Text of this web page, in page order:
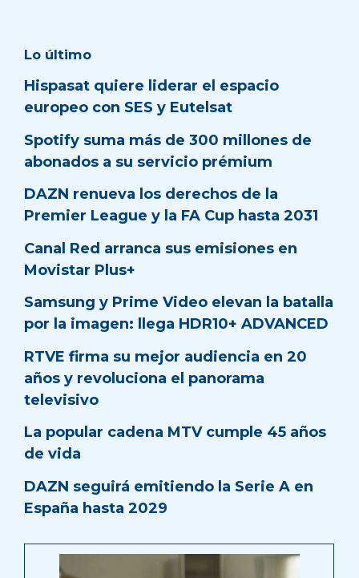
Lo último
Hispasat quiere liderar el espacio
europeo con SES y Eutelsat
Spotify suma más de 300 millones de
abonados a su servicio prémium
DAZN renueva los derechos de la
Premier League y la FA Cup hasta 2031
Canal Red arranca sus emisiones en
Movistar Plus+
Samsung y Prime Video elevan la batalla
por la imagen: llega HDR10+ ADVANCED
RTVE firma su mejor audiencia en 20
años y revoluciona el panorama
televisivo
La popular cadena MTV cumple 45 años
de vida
DAZN seguirá emitiendo la Serie A en
España hasta 2029